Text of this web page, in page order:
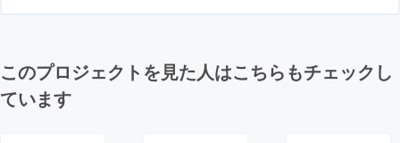
このプロジェクトを見た人はこちらもチェックし
ています